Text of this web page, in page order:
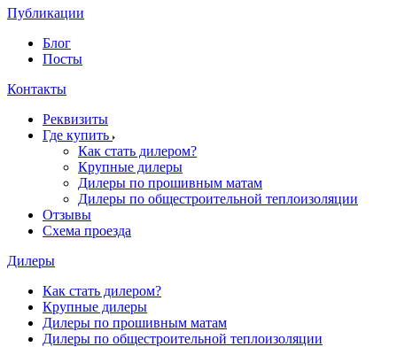
Публикации
Блог
Посты
Контакты
Реквизиты
Где купить
Как стать дилером?
Крупные дилеры
Дилеры по прошивным матам
Дилеры по общестроительной теплоизоляции
Отзывы
Схема проезда
Дилеры
Как стать дилером?
Крупные дилеры
Дилеры по прошивным матам
Дилеры по общестроительной теплоизоляции